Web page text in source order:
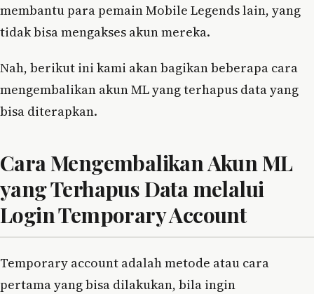
membantu para pemain Mobile Legends lain, yang
tidak bisa mengakses akun mereka.
Nah, berikut ini kami akan bagikan beberapa cara
mengembalikan akun ML yang terhapus data yang
bisa diterapkan.
Cara Mengembalikan Akun ML
yang Terhapus Data melalui
Login Temporary Account
Temporary account adalah metode atau cara
pertama yang bisa dilakukan, bila ingin